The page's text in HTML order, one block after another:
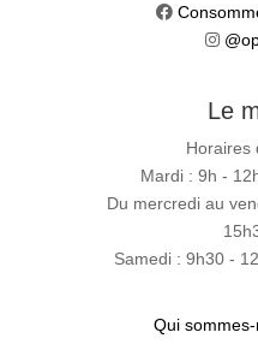
Le
Horaires
Mardi : 9h -
Du mercredi au
Samedi : 9h30 -
Qui